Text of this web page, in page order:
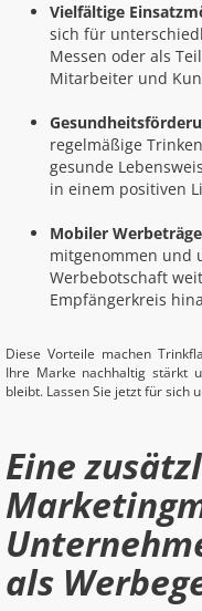
Vielfältige
sich für
Messen oder als
Mitarbeiter und
regelmäßige
gesunde
in einem positiven
Mobiler
mitgenommen und
Werbebotschaft
Empfängerkreis
Diese Vorteile machen
Ihre Marke nachhaltig stärkt
bleibt. Lassen Sie jetzt für sich
Eine
als